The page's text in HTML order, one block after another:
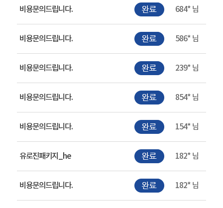
비용문의드립니다. 684* 님
비용문의드립니다. 586* 님
비용문의드립니다. 239* 님
비용문의드립니다. 854* 님
비용문의드립니다. 154* 님
유로진패키지_he 182* 님
비용문의드립니다. 182* 님